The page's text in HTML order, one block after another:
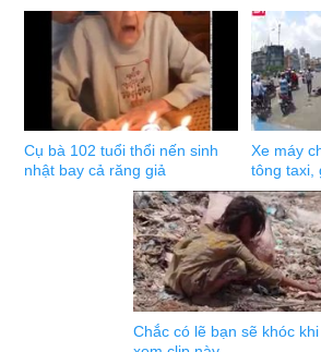
Cụ bà 102 tuổi thổi nến sinh
nhật bay cả răng giả
Xe máy
tông taxi,
Chắc có lẽ bạn sẽ khóc khi